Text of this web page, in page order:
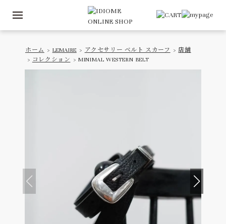
ホーム > LEMAIRE > アクセサリー ベルト スカーフ > 店舗
> コレクション > MINIMAL WESTERN BELT